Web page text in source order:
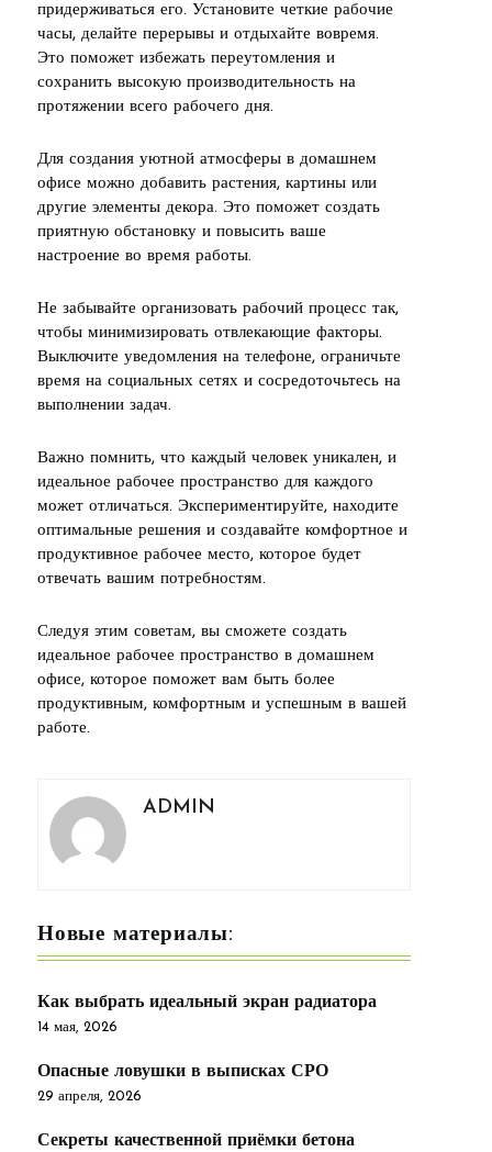
придерживаться его. Установите четкие рабочие
часы, делайте перерывы и отдыхайте вовремя.
Это поможет избежать переутомления и
сохранить высокую производительность на
протяжении всего рабочего дня.
Для создания уютной атмосферы в домашнем
офисе можно добавить растения, картины или
другие элементы декора. Это поможет создать
приятную обстановку и повысить ваше
настроение во время работы.
Не забывайте организовать рабочий процесс так,
чтобы минимизировать отвлекающие факторы.
Выключите уведомления на телефоне, ограничьте
время на социальных сетях и сосредоточьтесь на
выполнении задач.
Важно помнить, что каждый человек уникален, и
идеальное рабочее пространство для каждого
может отличаться. Экспериментируйте, находите
оптимальные решения и создавайте комфортное и
продуктивное рабочее место, которое будет
отвечать вашим потребностям.
Следуя этим советам, вы сможете создать
идеальное рабочее пространство в домашнем
офисе, которое поможет вам быть более
продуктивным, комфортным и успешным в вашей
работе.
ADMIN
Новые материалы:
Как выбрать идеальный экран радиатора
14 мая, 2026
Опасные ловушки в выписках СРО
29 апреля, 2026
Секреты качественной приёмки бетона